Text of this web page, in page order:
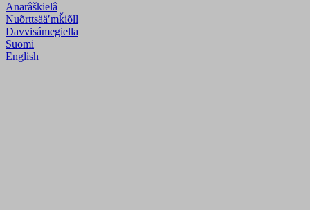
Anarâškielâ
Nuõrttsääʹmǩiõll
Davvisámegiella
Suomi
English